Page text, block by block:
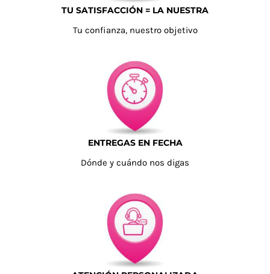
TU SATISFACCIÓN = LA NUESTRA
Tu confianza, nuestro objetivo
ENTREGAS EN FECHA
Dónde y cuándo nos digas